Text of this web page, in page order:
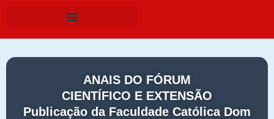
ANAIS DO FÓRUM
CIENTÍFICO E EXTENSÃO
Publicação da Faculdade Católica Dom